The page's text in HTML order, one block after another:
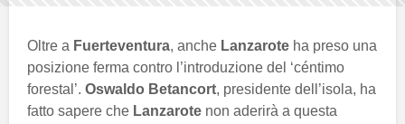
Oltre a Fuerteventura, anche Lanzarote ha preso una
posizione ferma contro l’introduzione del ‘céntimo
forestal’. Oswaldo Betancort, presidente dell’isola, ha
fatto sapere che Lanzarote non aderirà a questa